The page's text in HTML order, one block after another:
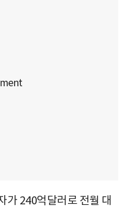
가 240억달러로 전월 대